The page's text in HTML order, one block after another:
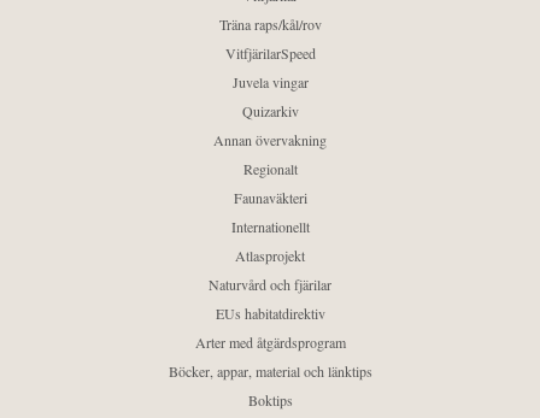
Träna raps/kål/rov
VitfjärilarSpeed
Juvela vingar
Quizarkiv
Annan övervakning
Regionalt
Faunaväkteri
Internationellt
Atlasprojekt
Naturvård och fjärilar
EUs habitatdirektiv
Arter med åtgärdsprogram
Böcker, appar, material och länktips
Boktips